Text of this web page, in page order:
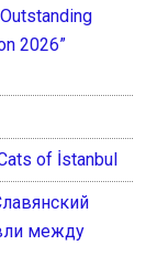
2026”
of İstanbul
между